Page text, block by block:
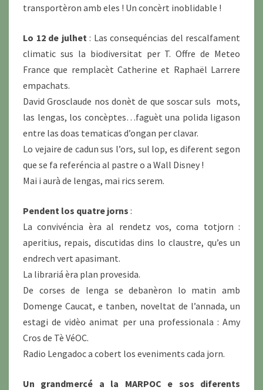
transportèron amb eles ! Un concèrt inoblidable !
Lo 12 de julhet : Las consequéncias del rescalfament
climatic sus la biodiversitat per T. Offre de Meteo
France que remplacèt Catherine et Raphaël Larrere
empachats.
David Grosclaude nos donèt de que soscar suls mots,
las lengas, los concèptes…faguèt una polida ligason
entre las doas tematicas d’ongan per clavar.
Lo vejaire de cadun sus l’ors, sul lop, es diferent segon
que se fa referéncia al pastre o a Wall Disney !
Mai i aurà de lengas, mai rics serem.
Pendent los quatre jorns :
La convivéncia èra al rendetz vos, coma totjorn :
aperitius, repais, discutidas dins lo claustre, qu’es un
endrech vert apasimant.
La librariá èra plan provesida.
De corses de lenga se debanèron lo matin amb
Domenge Caucat, e tanben, noveltat de l’annada, un
estagi de vidèo animat per una professionala : Amy
Cros de Tè VéOC.
Radio Lengadoc a cobert los eveniments cada jorn.
Un grandmercé a la MARPOC e sos diferents